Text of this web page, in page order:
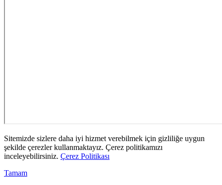
Sitemizde sizlere daha iyi hizmet verebilmek için gizliliğe uygun
şekilde çerezler kullanmaktayız. Çerez politikamızı
inceleyebilirsiniz. Çerez Politikası
Tamam